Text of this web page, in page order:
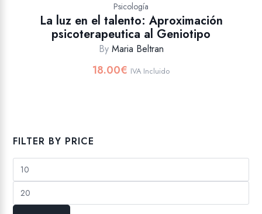
Psicología
La luz en el talento: Aproximación
psicoterapeutica al Geniotipo
By Maria Beltran
18.00€ IVA Incluido
FILTER BY PRICE
Precio
mínimo
Precio
máximo